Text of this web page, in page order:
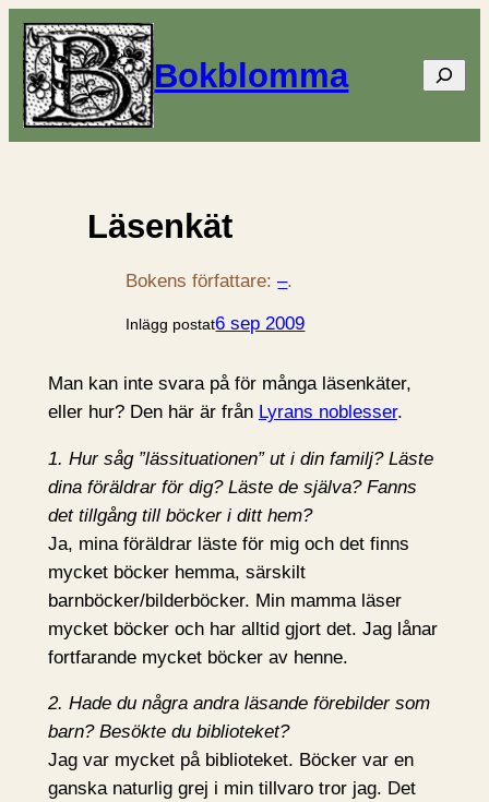
Bokblomma Sök
Läsenkät
Bokens författare:–.
Inlägg postat6 sep 2009
Man kan inte svara på för många läsenkäter,
eller hur? Den här är från Lyrans noblesser.
1. Hur såg ”lässituationen” ut i din familj? Läste
dina föräldrar för dig? Läste de själva? Fanns
det tillgång till böcker i ditt hem?
Ja, mina föräldrar läste för mig och det finns
mycket böcker hemma, särskilt
barnböcker/bilderböcker. Min mamma läser
mycket böcker och har alltid gjort det. Jag lånar
fortfarande mycket böcker av henne.
2. Hade du några andra läsande förebilder som
barn? Besökte du biblioteket?
Jag var mycket på biblioteket. Böcker var en
ganska naturlig grej i min tillvaro tror jag. Det